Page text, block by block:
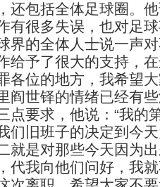
还包括全体足球圈。
有很多失误，也对足
界的全体人士说一声
给予了很大的支持，
各位的地方，我希望
世铎的情绪已经有些
点要求，他说：“我的
们旧班子的决定到今
就是对那些今天因为
代我向他们问好，我